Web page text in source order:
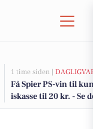
1 time siden |
Få Spier PS-vin til
iskasse til 20 kr. - Se
Frederiksberg